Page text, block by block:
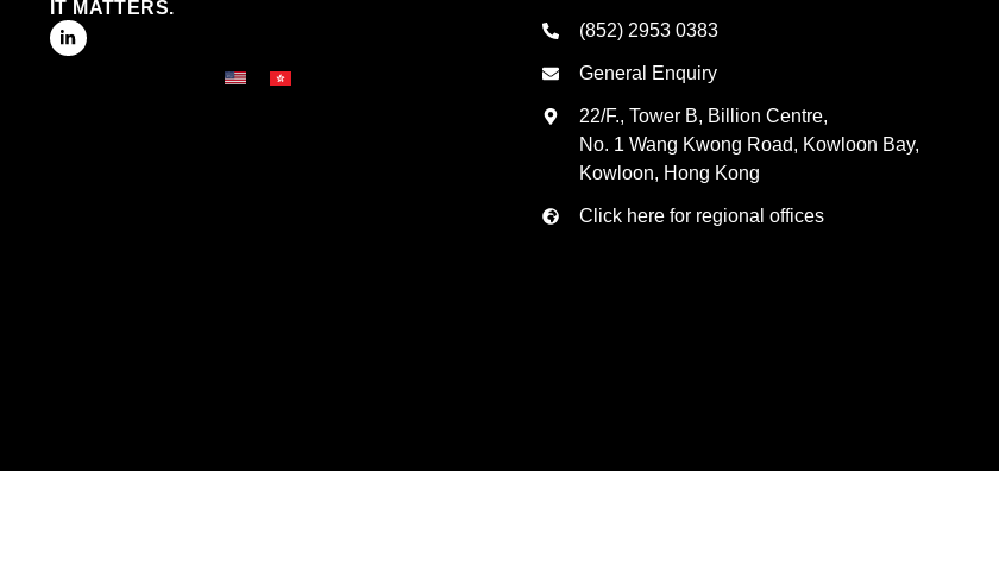
IT MATTERS.
(852) 2953 0383
General Enquiry
22/F., Tower B, Billion Centre,
No. 1 Wang Kwong Road, Kowloon Bay,
Kowloon, Hong Kong
Click here for regional offices